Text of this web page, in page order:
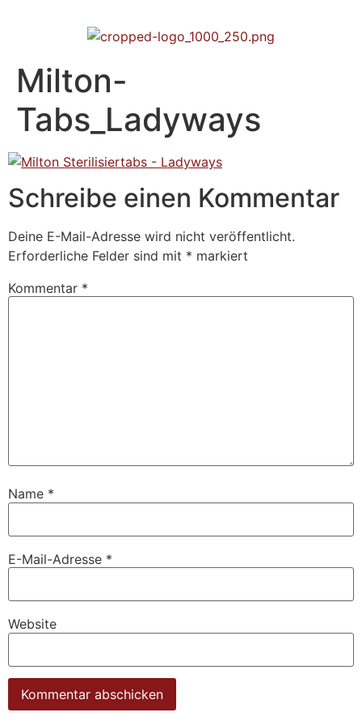
Milton-
Tabs_Ladyways
Schreibe einen Kommentar
Deine E-Mail-Adresse wird nicht veröffentlicht.
Erforderliche Felder sind mit * markiert
Kommentar *
Name *
E-Mail-Adresse *
Website